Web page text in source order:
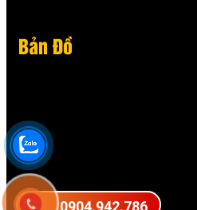
Bản Đồ
0904.942.786